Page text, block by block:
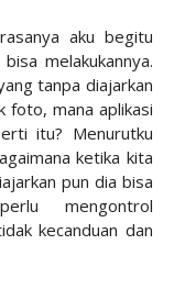
aku begitu
melakukannya.
tanpa diajarkan
foto, mana aplikasi
itu? Menurutku
ketika kita
pun dia bisa
mengontrol
kecanduan dan